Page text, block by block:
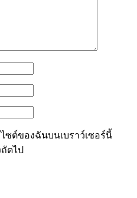
ซต์ของฉันบนเบราว์เซอร์นี้
ดไป